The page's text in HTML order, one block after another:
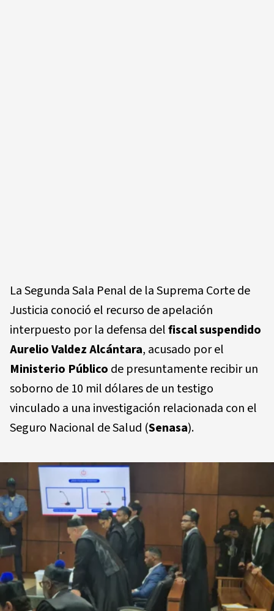
La Segunda Sala Penal de la Suprema Corte de
Justicia conoció el recurso de apelación
interpuesto por la defensa delfiscal suspendido
Aurelio Valdez Alcántara, acusado por el
Ministerio Público de presuntamente recibir un
soborno de 10 mil dólares de un testigo
vinculado a una investigación relacionada con el
Seguro Nacional de Salud (Senasa).